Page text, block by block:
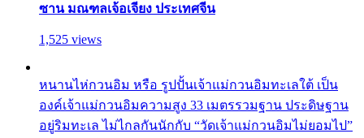
ซาน มณฑลเจ้อเจียง ประเทศจีน
1,525 views
หนานไห่กวนอิม หรือ รูปปั้นเจ้าแม่กวนอิมทะเลใต้ เป็น
องค์เจ้าแม่กวนอิมความสูง 33 เมตรรวมฐาน ประดิษฐาน
อยู่ริมทะเล ไม่ไกลกันนักกับ “วัดเจ้าแม่กวนอิมไม่ยอมไป”